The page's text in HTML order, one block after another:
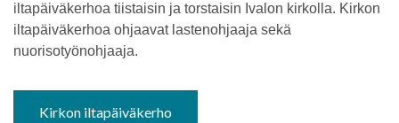
iltapäiväkerhoa tiistaisin ja torstaisin Ivalon kirkolla. Kirkon
iltapäiväkerhoa ohjaavat lastenohjaaja sekä
nuorisotyönohjaaja.
Kirkon iltapäiväkerho